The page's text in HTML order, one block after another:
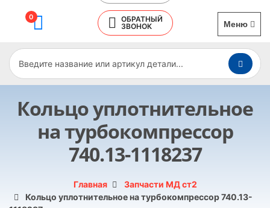
0
ОБРАТНЫЙ
ЗВОНОК
Меню
Кольцо уплотнительное
на турбокомпрессор
740.13-1118237
Главная
Запчасти МД ст2
Кольцо уплотнительное на турбокомпрессор 740.13-